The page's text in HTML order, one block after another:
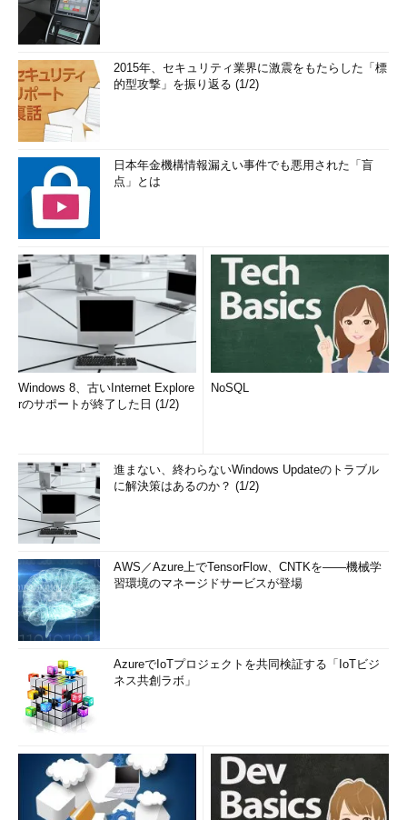
2015年、セキュリティ業界に激震をもたらした「標
的型攻撃」を振り返る (1/2)
日本年金機構情報漏えい事件でも悪用された「盲
点」とは
Windows 8、古いInternet Explore
rのサポートが終了した日 (1/2)
NoSQL
進まない、終わらないWindows Updateのトラブル
に解決策はあるのか？ (1/2)
AWS／Azure上でTensorFlow、CNTKを――機械学
習環境のマネージドサービスが登場
AzureでIoTプロジェクトを共同検証する「IoTビジ
ネス共創ラボ」